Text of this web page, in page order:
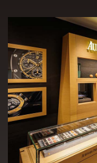
要はありません。一
された複雑機構が自
ら３月１日に変更す
ことが可能です。